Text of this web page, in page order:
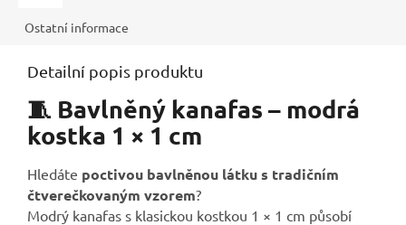
Ostatní informace
Detailní popis produktu
🧵 Bavlněný kanafas – modrá
kostka 1 × 1 cm
Hledáte poctivou bavlněnou látku s tradičním
čtverečkovaným vzorem?
Modrý kanafas s klasickou kostkou 1 × 1 cm působí